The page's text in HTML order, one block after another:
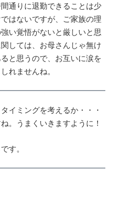
通りに退勤できることは少
はないですが、ご家族の理
い覚悟がないと厳しいと思
しては、お母さんじゃ無け
と思うので、お互いに涙を
れませんね。
イミングを考えるか・・・
。うまくいきますように！
す。